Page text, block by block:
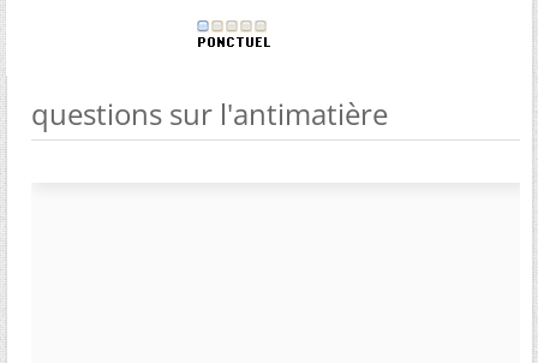
questions sur l'antimatière